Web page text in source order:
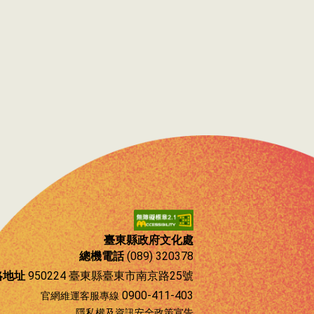
臺東縣政府文化處
總機電話 (089) 320378
地址 950224 臺東縣臺東市南京路25號
官網維運客服專線0900-411-403